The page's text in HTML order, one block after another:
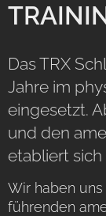
Das TRX
Jahre im
eingesetzt.
und den
etabliert
Wir haben
führenden